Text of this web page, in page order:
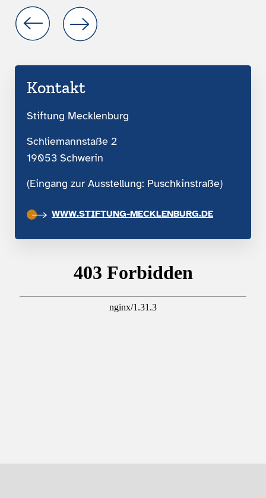
Kontakt
Stiftung Mecklenburg
Schliemannstaße 2
19053 Schwerin
(Eingang zur Ausstellung: Puschkinstraße)
WWW.STIFTUNG-MECKLENBURG.DE